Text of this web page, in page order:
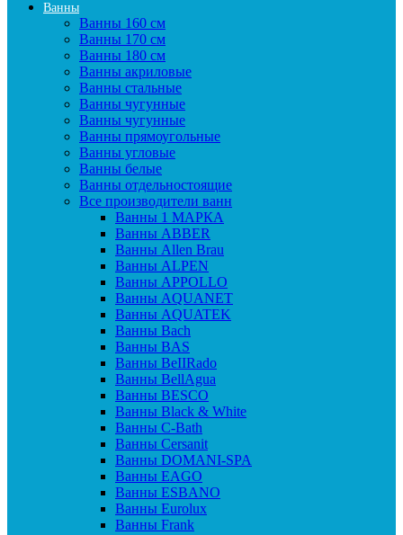
Ванны
Ванны 160 см
Ванны 170 см
Ванны 180 см
Ванны акриловые
Ванны стальные
Ванны чугунные
Ванны чугунные
Ванны прямоугольные
Ванны угловые
Ванны белые
Ванны отдельностоящие
Все производители ванн
Ванны 1 МАРКА
Ванны ABBER
Ванны Allen Brau
Ванны ALPEN
Ванны APPOLLO
Ванны AQUANET
Ванны AQUATEK
Ванны Bach
Ванны BAS
Ванны BeIIRado
Ванны BellAgua
Ванны BESCO
Ванны Black & White
Ванны C-Bath
Ванны Cersanit
Ванны DOMANI-SPA
Ванны EAGO
Ванны ESBANO
Ванны Eurolux
Ванны Frank